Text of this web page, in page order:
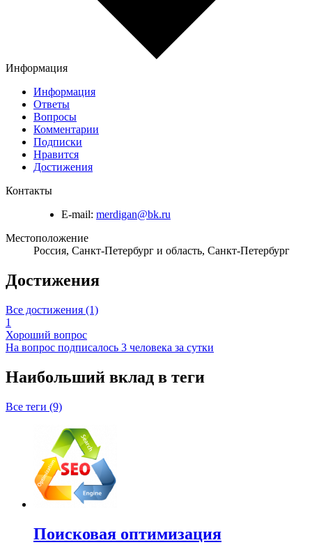
Информация
Информация
Ответы
Вопросы
Комментарии
Подписки
Нравится
Достижения
Контакты
E-mail: merdigan@bk.ru
Местоположение
Россия, Санкт-Петербург и область, Санкт-Петербург
Достижения
Все достижения (1)
1
Хороший вопрос
На вопрос подписалось 3 человека за сутки
Наибольший вклад в теги
Все теги (9)
Поисковая оптимизация